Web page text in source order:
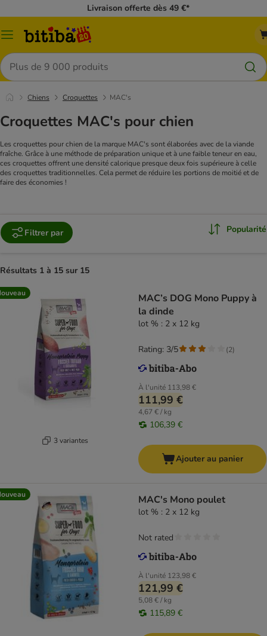
Livraison offerte dès 49 €*
Menu
Rechercher
Chiens Croquettes MAC's
Croquettes MAC's pour chien
Les croquettes pour chien de la marque MAC's sont élaborées avec de la viande
fraîche. Grâce à une méthode de préparation unique et à une faible teneur en eau,
ces croquettes offrent une densité calorique presque deux fois supérieure à celle
des croquettes traditionnelles. Cela permet de réduire les portions de moitié et de
faire des économies !
Filtrer par Popularité
Résultats 1 à 15 sur 15
3 variantes
MAC’s DOG Mono Puppy à
la dinde
lot % : 2 x 12 kg
À l'unité 113,98 €
111,99 €
4,67 € / kg
106,39 €
Rating: 3/5 (2)
Ajouter au panier
MAC's Mono poulet
lot % : 2 x 12 kg
À l'unité 123,98 €
121,99 €
5,08 € / kg
115,89 €
Not rated